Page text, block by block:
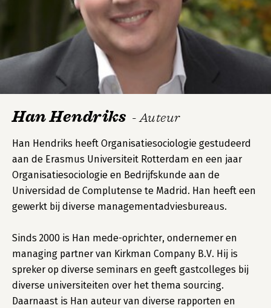
Han Hendriks - Auteur
Han Hendriks heeft Organisatiesociologie gestudeerd
aan de Erasmus Universiteit Rotterdam en een jaar
Organisatiesociologie en Bedrijfskunde aan de
Universidad de Complutense te Madrid. Han heeft een
gewerkt bij diverse managementadviesbureaus.
Sinds 2000 is Han mede-oprichter, ondernemer en
managing partner van Kirkman Company B.V. Hij is
spreker op diverse seminars en geeft gastcolleges bij
diverse universiteiten over het thema sourcing.
Daarnaast is Han auteur van diverse rapporten en